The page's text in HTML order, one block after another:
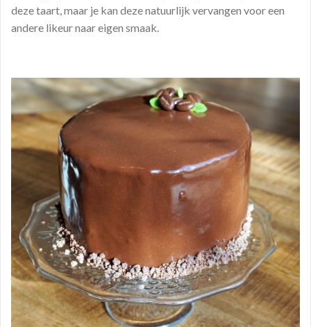
deze taart, maar je kan deze natuurlijk vervangen voor een
andere likeur naar eigen smaak.